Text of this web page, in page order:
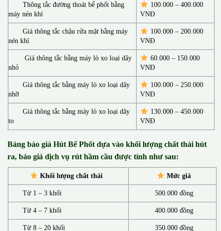
Thông tắc đường thoát bể phốt bằng
máy nén khí
100.000 – 400.000
VNĐ
Giá thông tắc chậu rửa mặt bằng máy
nén khí
100.000 – 200.000
VNĐ
Giá thông tắc bằng máy lò xo loại dây
nhỏ
60.000 – 150.000
VNĐ
Giá thông tắc bằng máy lò xo loại dây
nhỡ
100.000 – 250.000
VNĐ
Giá thông tắc bằng máy lò xo loại dây
to
130.000 –450.000
VNĐ
Bảng báo giá Hút Bể Phốt dựa vào khối lượng chất thải hút
ra, báo giá dịch vụ rút hầm cầu được tính như sau:
Khối lượng chất thải Mức giá
Từ 1 – 3 khối 500.000 đồng
Từ 4 – 7 khối 400.000 đồng
Từ 8 – 20 khối 350.000 đồng